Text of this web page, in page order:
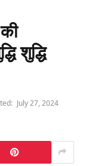
शुद्धि
July 27, 2024